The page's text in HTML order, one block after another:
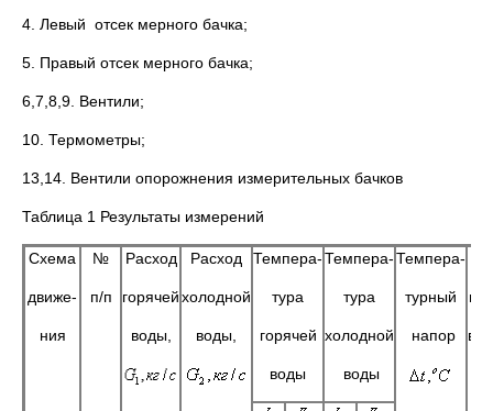
4. Левый отсек мерного бачка;
5. Правый отсек мерного бачка;
6,7,8,9. Вентили;
10. Термометры;
13,14. Вентили опорожнения измерительных бачков
Таблица 1 Результаты измерений
Схема
движе-
ния
№
п/п
Расход
горячей
воды,
Расход
холодной
воды,
Темпера-
тура
горячей
воды
Темпера-
тура
холодной
воды
Темпера-
турный
напор